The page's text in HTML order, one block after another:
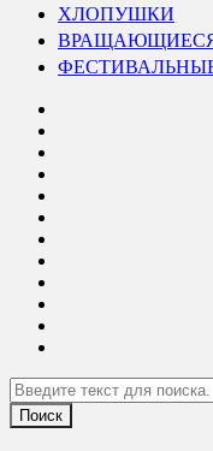
ХЛОПУШКИ
Search